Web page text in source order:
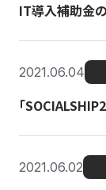
IT導入補助金
2021.06.04
「
2021.06.02